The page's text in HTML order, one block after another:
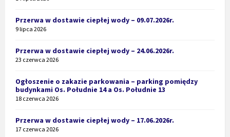
Przerwa w dostawie ciepłej wody – 09.07.2026r.
9 lipca 2026
Przerwa w dostawie ciepłej wody – 24.06.2026r.
23 czerwca 2026
Ogłoszenie o zakazie parkowania – parking pomiędzy
budynkami Os. Południe 14 a Os. Południe 13
18 czerwca 2026
Przerwa w dostawie ciepłej wody – 17.06.2026r.
17 czerwca 2026